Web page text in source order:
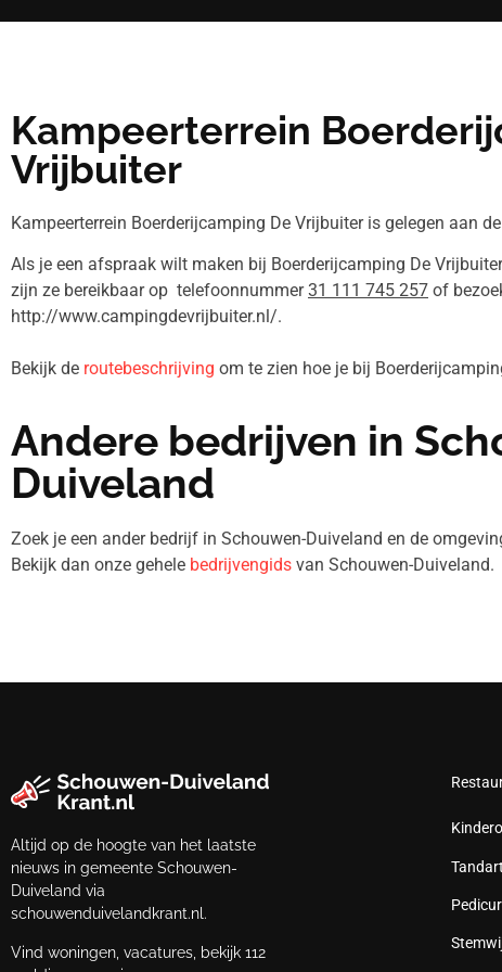
Kampeerterrein
Vrijbuiter
Kampeerterrein Boerderijcamping De Vrijbuiter is gelegen aan
Als je een afspraak wilt maken bij Boerderijcamping De
zijn ze bereikbaar op telefoonnummer31 111 745 257 of
http://www.campingdevrijbuiter.nl/.
Bekijk de routebeschrijving om te zien hoe je bij
Andere bedrijven in
Duiveland
Zoek je een ander bedrijf in Schouwen-Duiveland en de
Bekijk dan onze gehele bedrijvengids van Schouwen-Duiveland.
Altijd op de hoogte van het laatste
nieuws in gemeente Schouwen-
Duiveland via
schouwenduivelandkrant.nl.
Vind woningen, vacatures, bekijk 112